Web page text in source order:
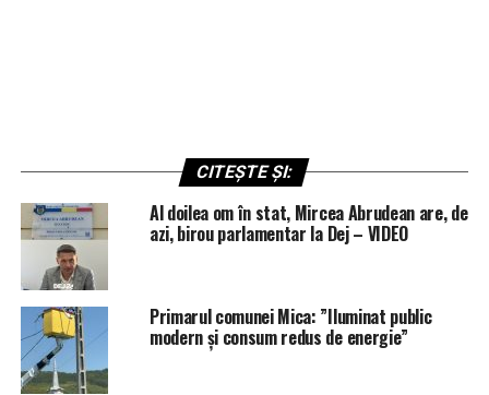
CITEȘTE ȘI:
Al doilea om în stat, Mircea Abrudean are, de
azi, birou parlamentar la Dej – VIDEO
Primarul comunei Mica: ”Iluminat public
modern și consum redus de energie”